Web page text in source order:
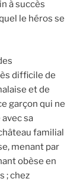
à succès
le héros se
difficile de
et de
garçon qui ne
sa
familial
menant par
obèse en
; chez